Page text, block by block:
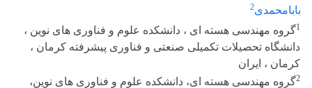
بابامحمدی2
1گروه مهندسی هسته ای ، دانشکده علوم و فناوری های نوین ،
دانشگاه تحصیلات تکمیلی صنعتی و فناوری پیشرفته کرمان ،
کرمان ، ایران
2گروه مهندسی هسته ای، دانشکده علوم و فناوری های نوین،